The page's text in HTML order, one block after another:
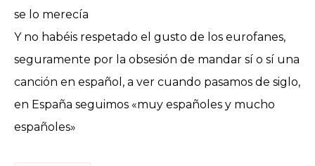
se lo merecía
Y no habéis respetado el gusto de los eurofanes,
seguramente por la obsesión de mandar sí o sí una
canción en español, a ver cuando pasamos de siglo,
en España seguimos «muy españoles y mucho
españoles»